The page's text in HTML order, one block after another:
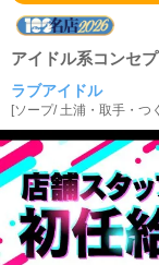
アイドル系コンセ
ラブアイドル
[ソープ/土浦・取手・つ